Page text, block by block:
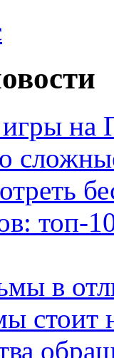
на
топ-
в
стоит